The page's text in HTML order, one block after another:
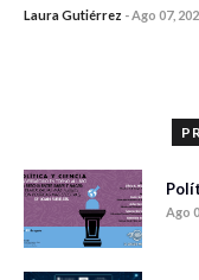
Laura Gutiérrez -Ago 07,
Ago